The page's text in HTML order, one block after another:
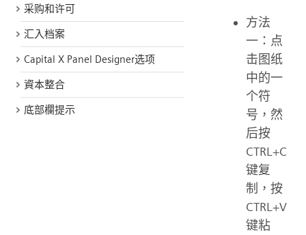
采购和许可
汇入档案
Capital X Panel Designer选项
資本整合
底部欄提示
方法
一：点
击图纸
中的一
个符
号，然
后按
CTRL+C
键复
制，按
CTRL+V
键粘